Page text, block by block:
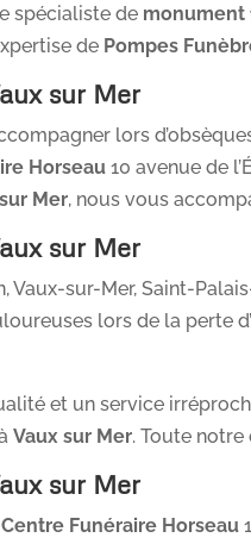
spécialiste de monument
de Pompes
sur Mer
lors
Horseau10 avenue de
Mer, nous vous
sur Mer
Vaux-sur-Mer, Saint-
lors de la perte
et un service
Vaux sur Mer. Toute
sur Mer
Centre Funéraire Horseau